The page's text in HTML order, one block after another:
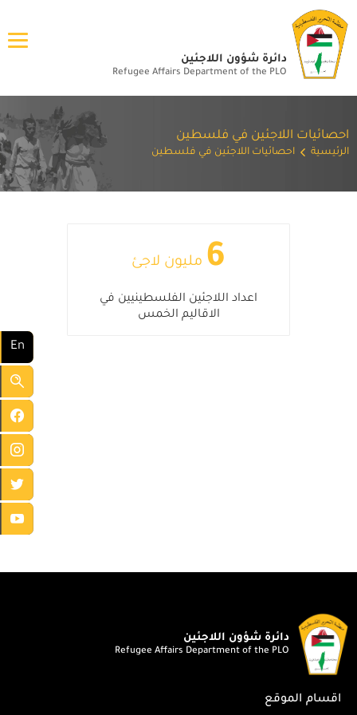
دائرة شؤون اللاجئين
Refugee Affairs Department of the PLO
En
احصائيات اللاجئين في فلسطين
الرئيسية احصائيات اللاجئين في فلسطين
6 مليون لاجئ
اعداد اللاجئين الفلسطينيين في
الاقاليم الخمس
دائرة شؤون اللاجئين
Refugee Affairs Department of the PLO
اقسام الموقع